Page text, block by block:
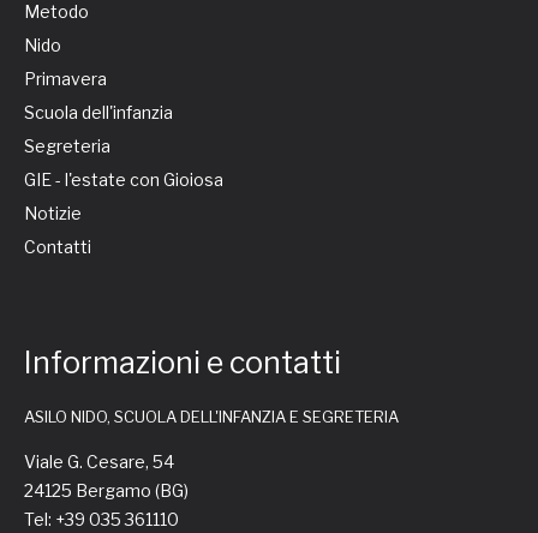
Metodo
Nido
Primavera
Scuola dell'infanzia
Segreteria
GIE - l'estate con Gioiosa
Notizie
Contatti
Informazioni e contatti
ASILO NIDO, SCUOLA DELL'INFANZIA E SEGRETERIA
Viale G. Cesare, 54
24125 Bergamo (BG)
Tel: +39 035 361110